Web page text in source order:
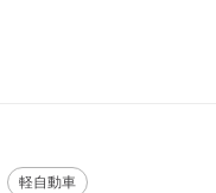
軽自動車